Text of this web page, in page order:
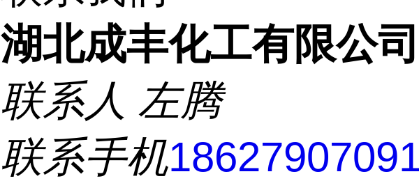
湖北成丰化工有限公司
联系人 左腾
联系手机